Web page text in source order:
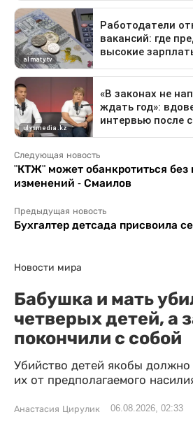
Следующая новость
"КТЖ" может обанкротиться без
изменений - Смаилов
Предыдущая новость
Бухгалтер детсада присвоила
Новости мира
Бабушка и мать
четверых детей, а
покончили с собой
Убийство детей якобы
их от предполагаемого
Анастасия Цирулик 06.08.2026, 02:33